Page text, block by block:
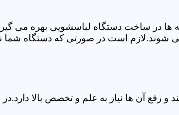
ها در ساخت دستگاه لباسشویی بهره می
است در صورتی که دستگاه شما
آن ها نیاز به علم و تخصص بالا دارد.در